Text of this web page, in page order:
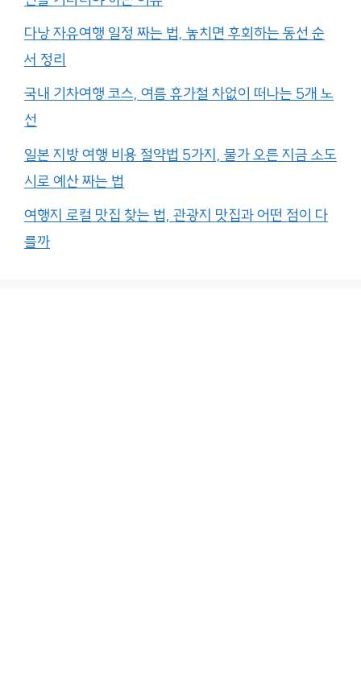
다낭 자유여행 일정 짜는 법, 놓치면 후회하는 동선 순
서 정리
국내 기차여행 코스, 여름 휴가철 차없이 떠나는 5개 노
선
일본 지방 여행 비용 절약법 5가지, 물가 오른 지금 소도
시로 예산 짜는 법
여행지 로컬 맛집 찾는 법, 관광지 맛집과 어떤 점이 다
를까